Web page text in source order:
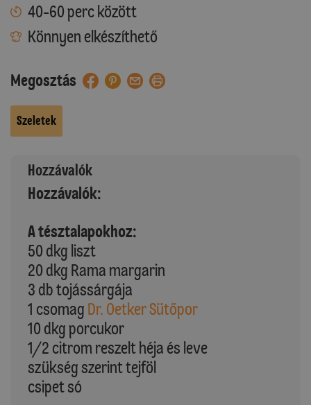
40-60 perc között
Könnyen elkészíthető
Megosztás
Szeletek
Hozzávalók
Hozzávalók:
A tésztalapokhoz:
50 dkg liszt
20 dkg Rama margarin
3 db tojássárgája
1 csomag Dr. Oetker Sütőpor
10 dkg porcukor
1/2 citrom reszelt héja és leve
szükség szerint tejföl
csipet só